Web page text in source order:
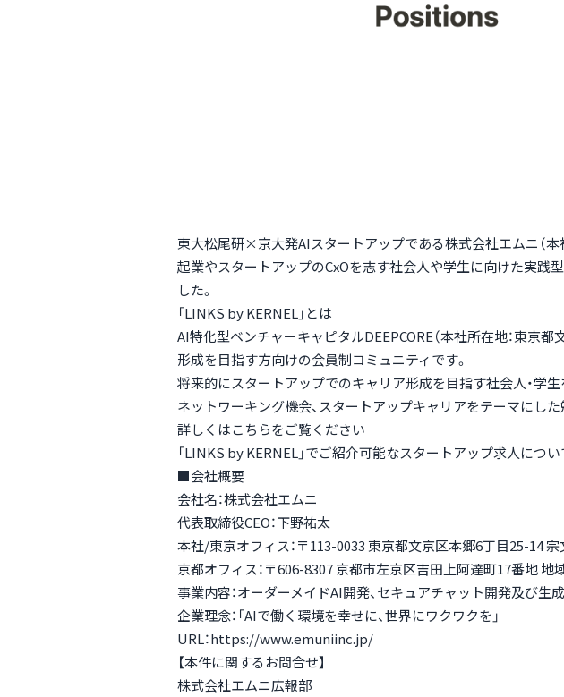
東大松尾研×京大発AIスタートアップである株式会社エムニ（本
起業やスタートアップのCxOを志す社会人や学生に向けた実践
した。
「LINKS by KERNEL」とは
AI特化型ベンチャーキャピタルDEEPCORE（本社所在地：東京
形成を目指す方向けの会員制コミュニティです。
将来的にスタートアップでのキャリア形成を目指す社会人・学
ネットワーキング機会、スタートアップキャリアをテーマにし
詳しくはこちらをご覧ください
「LINKS by KERNEL」でご紹介可能なスタートアップ求人につい
■会社概要
会社名：株式会社エムニ
代表取締役CEO：下野祐太
本社/東京オフィス：〒113-0033 東京都文京区本郷6丁目25-14
京都オフィス：〒606-8307 京都市左京区吉田上阿達町17番地 地
事業内容：オーダーメイドAI開発、セキュアチャット開発及び生
企業理念：「AIで働く環境を幸せに、世界にワクワクを」
URL：https://www.emuniinc.jp/
【本件に関するお問合せ】
株式会社エムニ広報部